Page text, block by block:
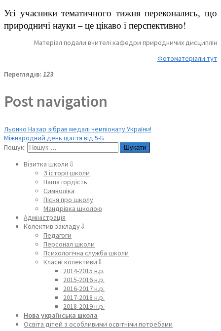
Усі учасники тематичного тижня переконались, що
природничі науки – це цікаво і перспективно!
Матеріал подали вчителі кафедри природничих дисциплін
Фотоматеріали тут
Переглядів: 123
Post navigation
Льонко Назар зібрав медалі чемпіонату України!
Міжнародний день щастя від 5-Б
Пошук:
Візитка школи⇩
З історії школи
Наша гордість
Символіка
Пісня про школу
Мандрівка школою
Адміністрація
Колектив закладу⇩
Педагоги
Персонал школи
Психологічна служба школи
Класні колективи⇩
2014-2015 н.р.
2015-2016 н.р.
2016-2017 н.р.
2017-2018 н.р.
2018-2019 н.р.
Нова українська школа
Освіта дітей з особливими освітніми потребами